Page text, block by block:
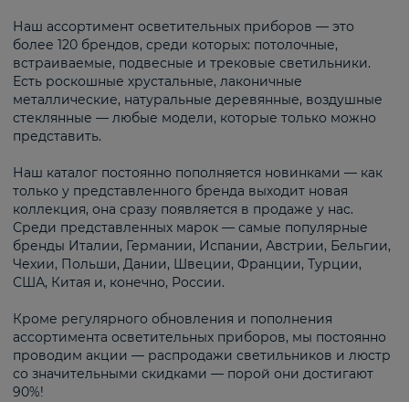
Наш ассортимент осветительных приборов — это
более 120 брендов, среди которых: потолочные,
встраиваемые, подвесные и трековые светильники.
Есть роскошные хрустальные, лаконичные
металлические, натуральные деревянные, воздушные
стеклянные — любые модели, которые только можно
представить.
Наш каталог постоянно пополняется новинками — как
только у представленного бренда выходит новая
коллекция, она сразу появляется в продаже у нас.
Среди представленных марок — самые популярные
бренды Италии, Германии, Испании, Австрии, Бельгии,
Чехии, Польши, Дании, Швеции, Франции, Турции,
США, Китая и, конечно, России.
Кроме регулярного обновления и пополнения
ассортимента осветительных приборов, мы постоянно
проводим акции — распродажи светильников и люстр
со значительными скидками — порой они достигают
90%!